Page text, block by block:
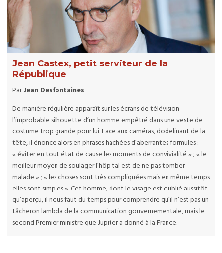
Jean Castex, petit serviteur de la
République
ParJean Desfontaines
De manière régulière apparaît sur les écrans de télévision
l’improbable silhouette d’un homme empêtré dans une veste de
costume trop grande pour lui. Face aux caméras, dodelinant de la
tête, il énonce alors en phrases hachées d’aberrantes formules :
« éviter en tout état de cause les moments de convivialité » ; « le
meilleur moyen de soulager l’hôpital est de ne pas tomber
malade » ; « les choses sont très compliquées mais en même temps
elles sont simples ». Cet homme, dont le visage est oublié aussitôt
qu’aperçu, il nous faut du temps pour comprendre qu’il n’est pas un
tâcheron lambda de la communication gouvernementale, mais le
second Premier ministre que Jupiter a donné à la France.